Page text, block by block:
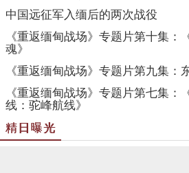
《重返缅甸战场》专题片第七集：
线：驼峰航线》
精日曝光